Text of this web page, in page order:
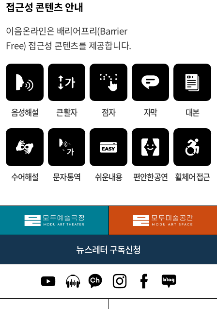
접근성 콘텐츠 안내
이음온라인은 배리어프리(Barrier
Free) 접근성 콘텐츠를 제공합니다.
음성해설 큰 활자 점자 자막 대본
수어해설 문자 통역 쉬운내용 편안한 공연 휠체어 접근
뉴스레터 구독신청
카카오톡 채널 이동
유튜브 이동팟캐스트 이동 네이버블로
페이스북 이동
인스타그램 이동